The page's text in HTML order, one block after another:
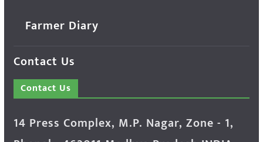
Farmer Diary
Contact Us
Contact Us
14 Press Complex, M.P. Nagar, Zone - 1,